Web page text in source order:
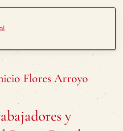
Flores Arroyo
y